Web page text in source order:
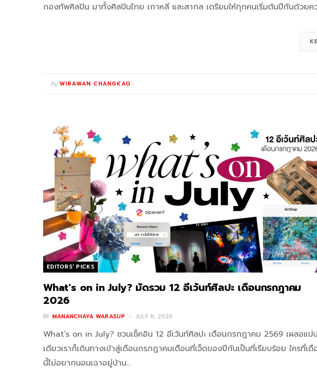
กองทัพศิลปิน มาทั้งศิลปินไทย เกาหลี และสากล เตรียมให้ทุกคนเริ่มต้นปีกันด้วย
By WIRAWAN CHANGKAO
EDITORS' PICKS
What’s on in July? มัดรวม 12 อีเว้นท์ศิลปะ เดือนกรกฎาคม
2026
BY MANANCHAYA WARASUP JULY 8, 2026
What’s on in July? ชวนเช็คอิน 12 อีเว้นท์ศิลปะ เดือนกรกฎาคม 2569 เผลอแปป
เดียวเราก็เดินทางเข้าสู่เดือนกรกฎาคมเดือนที่เจ็ดของปีกันเป็นที่เรียบร้อย ใครที่เดื
นี้ไม่อยากนอนเฉาอยู่บ้าน…